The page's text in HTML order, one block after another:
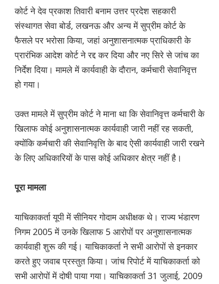
कोर्ट ने देव प्रकाश तिवारी बनाम उत्तर प्रदेश सहकारी
संस्थागत सेवा बोर्ड, लखनऊ और अन्य में सुप्रीम कोर्ट के
फैसले पर भरोसा किया, जहां अनुशासनात्मक प्राधिकारी के
प्रारंभिक आदेश कोर्ट ने रद्द कर दिया और नए सिरे से जांच का
निर्देश दिया। मामले में कार्यवाही के दौरान, कर्मचारी सेवानिवृत्त
हो गया।
उक्त मामले में सुप्रीम कोर्ट ने माना था कि सेवानिवृत्त कर्मचारी के
खिलाफ कोई अनुशासनात्मक कार्यवाही जारी नहीं रह सकती,
क्योंकि कर्मचारी की सेवानिवृत्ति के बाद ऐसी कार्यवाही जारी रखने
के लिए अधिकारियों के पास कोई अधिकार क्षेत्र नहीं है।
पूरा मामला
याचिकाकर्ता यूपी में सीनियर गोदाम अधीक्षक थे। राज्य भंडारण
निगम 2005 में उनके खिलाफ 5 आरोपों पर अनुशासनात्मक
कार्यवाही शुरू की गई। याचिकाकर्ता ने सभी आरोपों से इनकार
करते हुए जवाब प्रस्तुत किया। जांच रिपोर्ट में याचिकाकर्ता को
सभी आरोपों में दोषी पाया गया। याचिकाकर्ता 31 जुलाई, 2009